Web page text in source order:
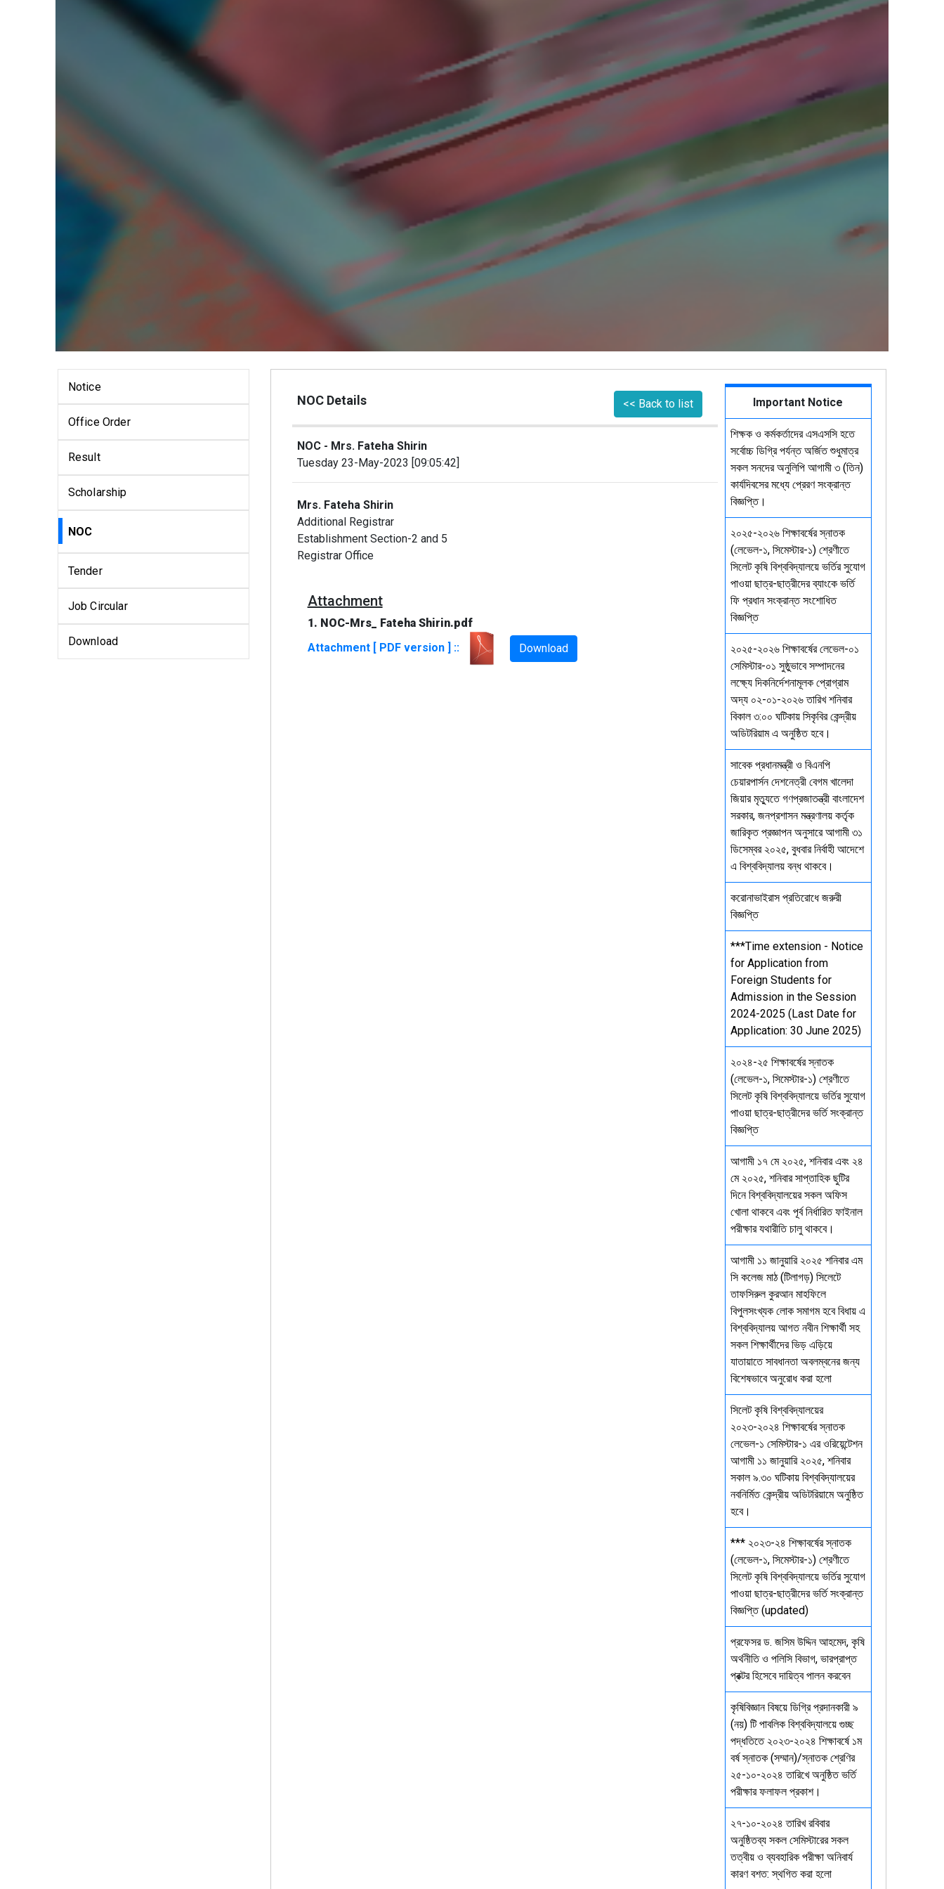
Notice
Office Order
Result
Scholarship
NOC
Tender
Job Circular
Download
NOC Details << Back to list
NOC - Mrs. Fateha Shirin
Tuesday 23-May-2023 [09:05:42]
Mrs. Fateha Shirin
Additional Registrar
Establishment Section-2 and 5
Registrar Office
Attachment
1. NOC-Mrs_ Fateha Shirin.pdf
Attachment [ PDF version ] ::
Download
Important Notice
শিক্ষক ও কর্মকর্তাদের এসএসসি হতে
সর্বোচ্চ ডিগ্রি পর্যন্ত অর্জিত শুধুমাত্র
সকল সনদের অনুলিপি আগামী ৩ (তিন)
কার্যদিবসের মধ্যে প্রেরণ সংক্রান্ত
বিজ্ঞপ্তি।
২০২৫-২০২৬ শিক্ষাবর্ষের স্নাতক
(লেভেল-১, সিমেস্টার-১) শ্রেণীতে
সিলেট কৃষি বিশ্ববিদ্যালয়ে ভর্তির সুযোগ
পাওয়া ছাত্র-ছাত্রীদের ব্যাংকে ভর্তি
ফি প্রধান সংক্রান্ত সংশোধিত
বিজ্ঞপ্তি
২০২৫-২০২৬ শিক্ষাবর্ষের লেভেল-০১
সেমিস্টার-০১ সুষ্ঠুভাবে সম্পাদনের
লক্ষ্যে দিকনির্দেশনামূলক প্রোগ্রাম
অদ্য ০২-০১-২০২৬ তারিখ শনিবার
বিকাল ৩:০০ ঘটিকায় সিকৃবির কেন্দ্রীয়
অডিটরিয়াম এ অনুষ্ঠিত হবে।
সাবেক প্রধানমন্ত্রী ও বিএনপি
চেয়ারপার্সন দেশনেত্রী বেগম খালেদা
জিয়ার মৃত্যুতে গণপ্রজাতন্ত্রী বাংলাদেশ
সরকার, জনপ্রশাসন মন্ত্রণালয় কর্তৃক
জারিকৃত প্রজ্ঞাপন অনুসারে আগামী ৩১
ডিসেম্বর ২০২৫, বুধবার নির্বাহী আদেশে
এ বিশ্ববিদ্যালয় বন্ধ থাকবে।
করোনাভাইরাস প্রতিরোধে জরুরী
বিজ্ঞপ্তি
***Time extension - Notice
for Application from
Foreign Students for
Admission in the Session
2024-2025 (Last Date for
Application: 30 June 2025)
২০২৪-২৫ শিক্ষাবর্ষের স্নাতক
(লেভেল-১, সিমেস্টার-১) শ্রেণীতে
সিলেট কৃষি বিশ্ববিদ্যালয়ে ভর্তির সুযোগ
পাওয়া ছাত্র-ছাত্রীদের ভর্তি সংক্রান্ত
বিজ্ঞপ্তি
আগামী ১৭ মে ২০২৫, শনিবার এবং ২৪
মে ২০২৫, শনিবার সাপ্তাহিক ছুটির
দিনে বিশ্ববিদ্যালয়ের সকল অফিস
খোলা থাকবে এবং পূর্ব নির্ধারিত ফাইনাল
পরীক্ষার যথারীতি চালু থাকবে।
আগামী ১১ জানুয়ারি ২০২৫ শনিবার এম
সি কলেজ মাঠ (টিলাগড়) সিলেটে
তাফসিরুল কুরআন মাহফিলে
বিপুলসংখ্যক লোক সমাগম হবে বিধায় এ
বিশ্ববিদ্যালয় আগত নবীন শিক্ষার্থী সহ
সকল শিক্ষার্থীদের ভিড় এড়িয়ে
যাতায়াতে সাবধানতা অবলম্বনের জন্য
বিশেষভাবে অনুরোধ করা হলো
সিলেট কৃষি বিশ্ববিদ্যালয়ের
২০২৩-২০২৪ শিক্ষাবর্ষের স্নাতক
লেভেল-১ সেমিস্টার-১ এর ওরিয়েন্টেশন
আগামী ১১ জানুয়ারি ২০২৫, শনিবার
সকাল ৯.৩০ ঘটিকায় বিশ্ববিদ্যালয়ের
নবনির্মিত কেন্দ্রীয় অডিটরিয়ামে অনুষ্ঠিত
হবে।
*** ২০২৩-২৪ শিক্ষাবর্ষের স্নাতক
(লেভেল-১, সিমেস্টার-১) শ্রেণীতে
সিলেট কৃষি বিশ্ববিদ্যালয়ে ভর্তির সুযোগ
পাওয়া ছাত্র-ছাত্রীদের ভর্তি সংক্রান্ত
বিজ্ঞপ্তি (updated)
প্রফেসর ড. জসিম উদ্দিন আহমেদ, কৃষি
অর্থনীতি ও পলিসি বিভাগ, ভারপ্রাপ্ত
প্রক্টর হিসেবে দায়িত্ব পালন করবেন
কৃষিবিজ্ঞান বিষয়ে ডিগ্রি প্রদানকারী ৯
(নয়) টি পাবলিক বিশ্ববিদ্যালয়ে গুচ্ছ
পদ্ধতিতে ২০২৩-২০২৪ শিক্ষাবর্ষে ১ম
বর্ষ স্নাতক (সম্মান)/স্নাতক শ্রেণির
২৫-১০-২০২৪ তারিখে অনুষ্ঠিত ভর্তি
পরীক্ষার ফলাফল প্রকাশ।
২৭-১০-২০২৪ তারিখ রবিবার
অনুষ্ঠিতব্য সকল সেমিস্টারের সকল
তত্বীয় ও ব্যবহারিক পরীক্ষা অনিবার্য
কারণ বশত: স্থগিত করা হলো